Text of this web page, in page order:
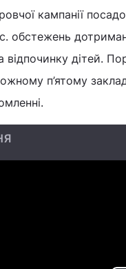
кампанії
обстежень
відпочинку дітей.
п’ятому